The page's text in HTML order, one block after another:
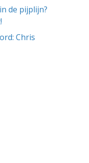
de pijplijn?
Chris